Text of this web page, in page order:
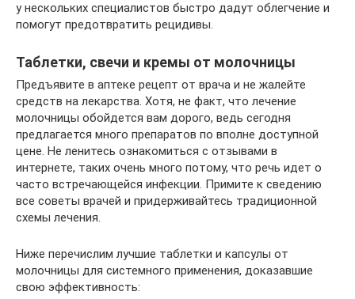
у нескольких специалистов быстро дадут облегчение и
помогут предотвратить рецидивы.
Таблетки, свечи и кремы от молочницы
Предъявите в аптеке рецепт от врача и не жалейте
средств на лекарства. Хотя, не факт, что лечение
молочницы обойдется вам дорого, ведь сегодня
предлагается много препаратов по вполне доступной
цене. Не ленитесь ознакомиться с отзывами в
интернете, таких очень много потому, что речь идет о
часто встречающейся инфекции. Примите к сведению
все советы врачей и придерживайтесь традиционной
схемы лечения.
Ниже перечислим лучшие таблетки и капсулы от
молочницы для системного применения, доказавшие
свою эффективность: